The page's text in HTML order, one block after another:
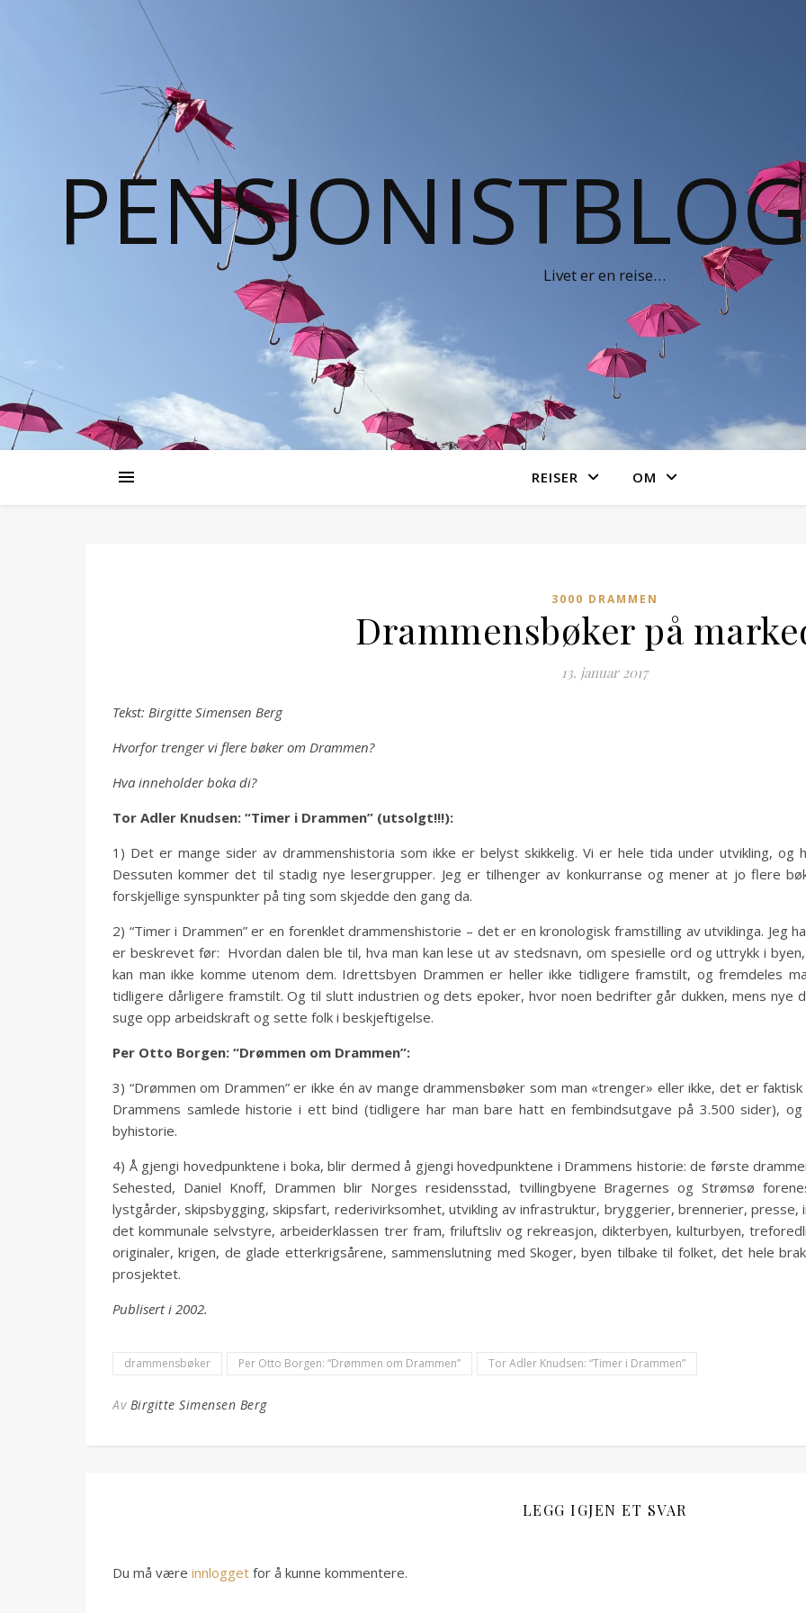
Livet er en reise…
REISER OM
3000 DRAMMEN
Drammensbøker på
13. januar 2017
Tekst: Birgitte Simensen Berg
Hvorfor trenger vi flere bøker om Drammen?
Hva inneholder boka di?
Tor Adler Knudsen: “Timer i Drammen” (utsolgt!!!):
1) Det er mange sider av drammenshistoria som ikke er belyst skikkelig. Vi er hele tida under utvikling,
Dessuten kommer det til stadig nye lesergrupper. Jeg er tilhenger av konkurranse og mener at jo flere
forskjellige synspunkter på ting som skjedde den gang da.
2) “Timer i Drammen” er en forenklet drammenshistorie – det er en kronologisk framstilling av utviklinga. Jeg
er beskrevet før: Hvordan dalen ble til, hva man kan lese ut av stedsnavn, om spesielle ord og uttrykk i
kan man ikke komme utenom dem. Idrettsbyen Drammen er heller ikke tidligere framstilt, og fremdeles
tidligere dårligere framstilt. Og til slutt industrien og dets epoker, hvor noen bedrifter går dukken, mens nye
suge opp arbeidskraft og sette folk i beskjeftigelse.
Per Otto Borgen: “Drømmen om Drammen”:
3) “Drømmen om Drammen” er ikke én av mange drammensbøker som man «trenger» eller ikke, det er
Drammens samlede historie i ett bind (tidligere har man bare hatt en fembindsutgave på 3.500 sider),
byhistorie.
4) Å gjengi hovedpunktene i boka, blir dermed å gjengi hovedpunktene i Drammens historie: de første
Sehested, Daniel Knoff, Drammen blir Norges residensstad, tvillingbyene Bragernes og Strømsø
lystgårder, skipsbygging, skipsfart, rederivirksomhet, utvikling av infrastruktur, bryggerier, brennerier, presse,
det kommunale selvstyre, arbeiderklassen trer fram, friluftsliv og rekreasjon, dikterbyen, kulturbyen,
originaler, krigen, de glade etterkrigsårene, sammenslutning med Skoger, byen tilbake til folket, det hele
prosjektet.
Publisert i 2002.
drammensbøker Per Otto Borgen: “Drømmen om Drammen” Tor Adler Knudsen: “Timer i Drammen”
Av Birgitte Simensen Berg
LEGG IGJEN ET SVAR
Du må være innlogget for å kunne kommentere.